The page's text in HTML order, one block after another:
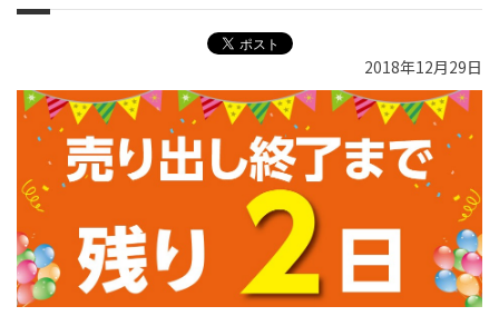
2018年12月29日